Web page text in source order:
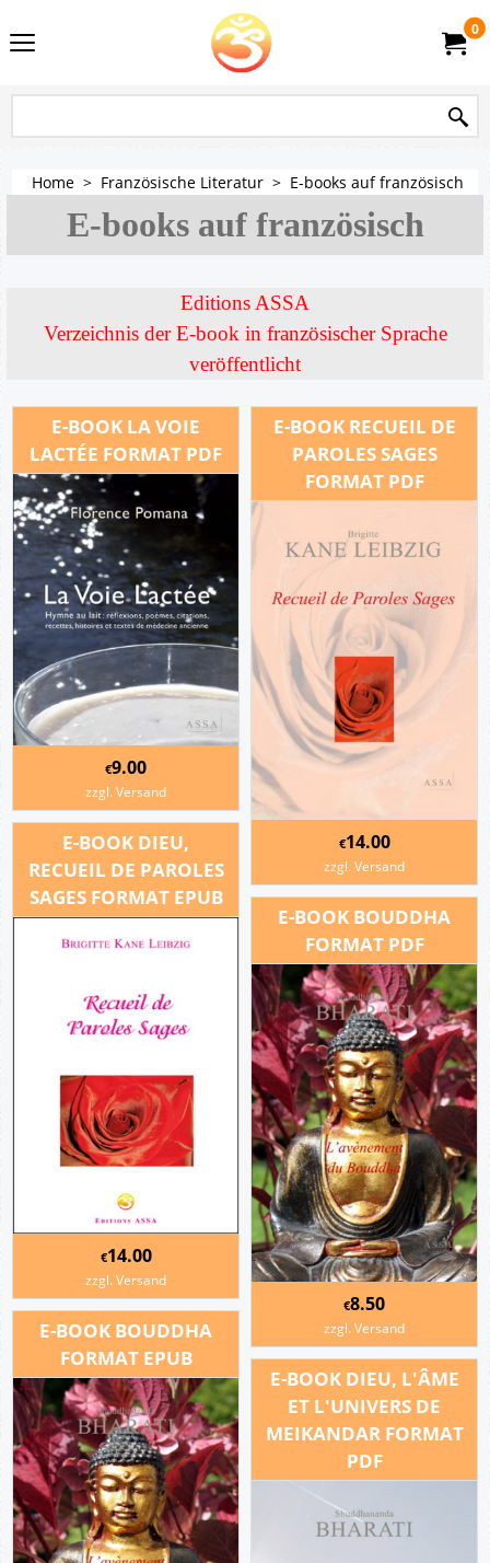
0
Home > Französische Literatur > E-books auf französisch
E-books auf französisch
Editions ASSA
Verzeichnis der E-book in französischer Sprache
veröffentlicht
E-BOOK LA VOIE
LACTÉE FORMAT PDF
€9.00
zzgl. Versand
E-BOOK RECUEIL DE
PAROLES SAGES
FORMAT PDF
€14.00
zzgl. Versand
E-BOOK DIEU,
RECUEIL DE PAROLES
SAGES FORMAT EPUB
€14.00
zzgl. Versand
E-BOOK BOUDDHA
FORMAT PDF
€8.50
zzgl. Versand
E-BOOK BOUDDHA
FORMAT EPUB
E-BOOK DIEU, L'ÂME
ET L'UNIVERS DE
MEIKANDAR FORMAT
PDF